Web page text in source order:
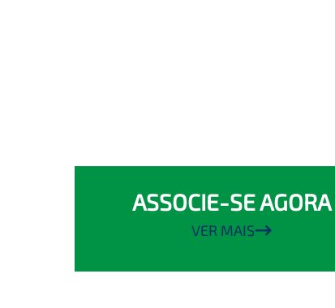
ASSOCIE-SE AGORA
VER MAIS